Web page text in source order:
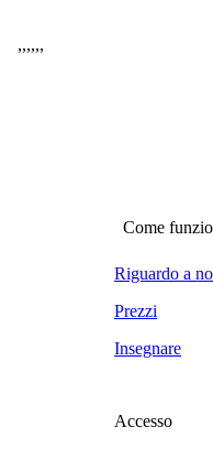
,,,,,,
Come
Riguardo a
Prezzi
Insegnare
Accesso